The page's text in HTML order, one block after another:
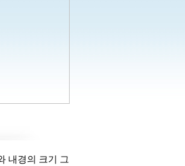
내경의 크기 그